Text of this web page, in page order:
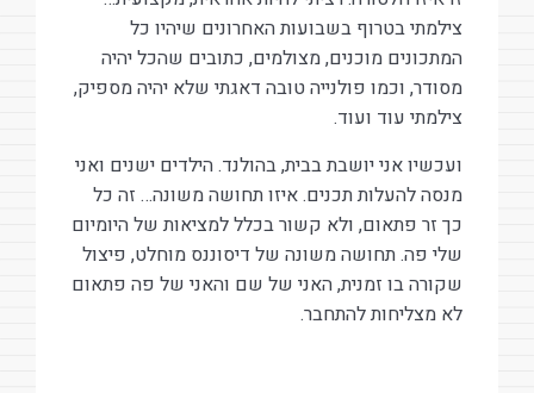
צילמתי בטרוף בשבועות האחרונים שיהיו כל
המתכונים מוכנים, מצולמים, כתובים שהכל יהיה
מסודר, וכמו פולנייה טובה דאגתי שלא יהיה מספיק,
צילמתי עוד ועוד.
ועכשיו אני יושבת בבית, בהולנד. הילדים ישנים ואני
מנסה להעלות תכנים. איזו תחושה משונה… זה כל
כך זר פתאום, ולא קשור בכלל למציאות של היומיום
שלי פה. תחושה משונה של דיסוננס מוחלט, פיצול
שקורה בו זמנית, האני של שם והאני של פה פתאום
לא מצליחות להתחבר.